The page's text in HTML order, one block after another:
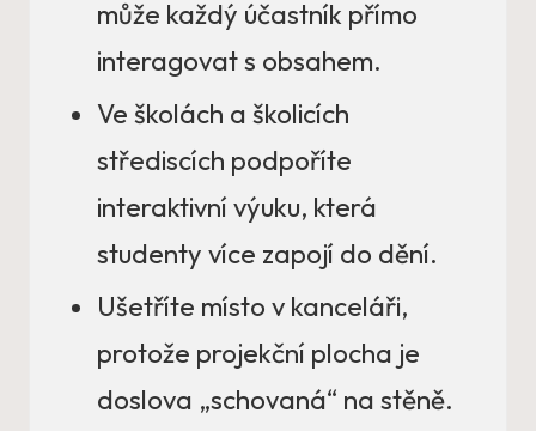
může každý účastník přímo
interagovat s obsahem.
Ve školách a školicích
střediscích podpoříte
interaktivní výuku, která
studenty více zapojí do dění.
Ušetříte místo v kanceláři,
protože projekční plocha je
doslova „schovaná“ na stěně.